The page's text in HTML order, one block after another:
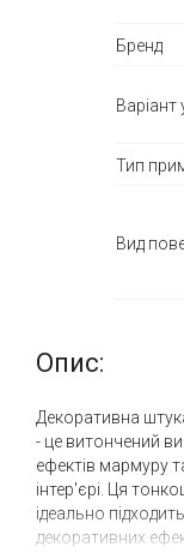
Бренд
Варіант
Тип
Вид
Опис:
Декоративна
- це витончений
ефектів мармуру
інтер'єрі. Ця
ідеально
декоративних